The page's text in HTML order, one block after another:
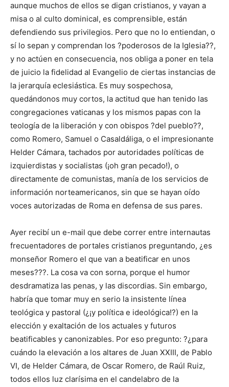
aunque muchos de ellos se digan cristianos, y vayan a
misa o al culto dominical, es comprensible, están
defendiendo sus privilegios. Pero que no lo entiendan, o
sí lo sepan y comprendan los ?poderosos de la Iglesia??,
y no actúen en consecuencia, nos obliga a poner en tela
de juicio la fidelidad al Evangelio de ciertas instancias de
la jerarquía eclesiástica. Es muy sospechosa,
quedándonos muy cortos, la actitud que han tenido las
congregaciones vaticanas y los mismos papas con la
teología de la liberación y con obispos ?del pueblo??,
como Romero, Samuel o Casaldáliga, o el impresionante
Helder Cámara, tachados por autoridades políticas de
izquierdistas y socialistas (¡oh gran pecado!), o
directamente de comunistas, manía de los servicios de
información norteamericanos, sin que se hayan oído
voces autorizadas de Roma en defensa de sus pares.
Ayer recibí un e-mail que debe correr entre internautas
frecuentadores de portales cristianos preguntando, ¿es
monseñor Romero el que van a beatificar en unos
meses???. La cosa va con sorna, porque el humor
desdramatiza las penas, y las discordias. Sin embargo,
habría que tomar muy en serio la insistente línea
teológica y pastoral (¿¡y política e ideológica!?) en la
elección y exaltación de los actuales y futuros
beatificables y canonizables. Por eso pregunto: ?¿para
cuándo la elevación a los altares de Juan XXIII, de Pablo
VI, de Helder Cámara, de Oscar Romero, de Raúl Ruiz,
todos ellos luz clarísima en el candelabro de la